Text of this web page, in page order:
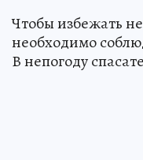
Чтобы избежать
необходимо
В непогоду